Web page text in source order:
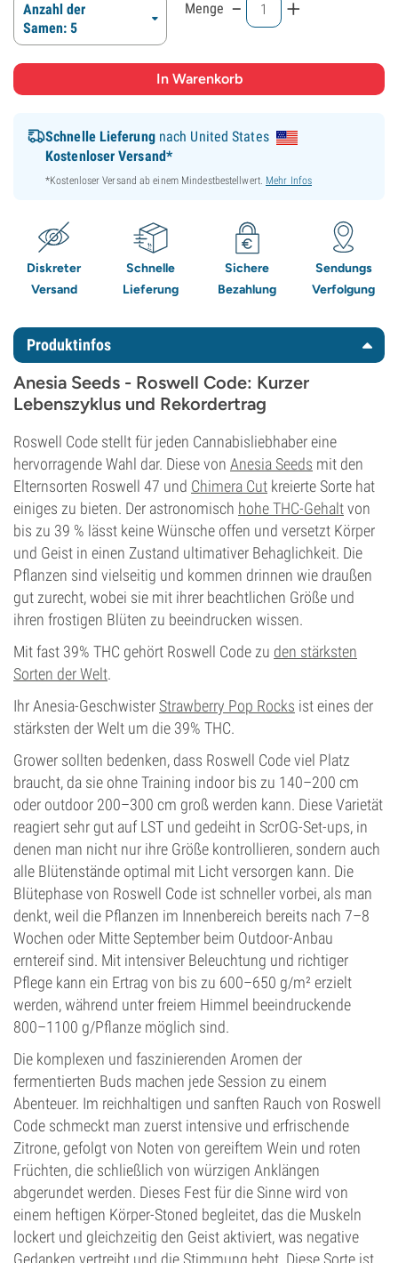
Anzahl der
Samen: 5
Menge - +
Schnelle Lieferungnach United States
Kostenloser Versand*
*Kostenloser Versand ab einem Mindestbestellwert. Mehr Infos
Diskreter
Versand
Schnelle
Lieferung
Sichere
Bezahlung
Sendungs
Verfolgung
Produktinfos
Anesia Seeds - Roswell Code: Kurzer
Lebenszyklus und Rekordertrag
Roswell Code stellt für jeden Cannabisliebhaber eine
hervorragende Wahl dar. Diese von Anesia Seeds mit den
Elternsorten Roswell 47 und Chimera Cut kreierte Sorte hat
einiges zu bieten. Der astronomisch hohe THC-Gehaltvon
bis zu 39 % lässt keine Wünsche offen und versetzt Körper
und Geist in einen Zustand ultimativer Behaglichkeit. Die
Pflanzen sind vielseitig und kommen drinnen wie draußen
gut zurecht, wobei sie mit ihrer beachtlichen Größe und
ihren frostigen Blüten zu beeindrucken wissen.
Mit fast 39% THC gehört Roswell Code zu den stärksten
Sorten der Welt.
Ihr Anesia-Geschwister Strawberry Pop Rocks ist eines der
stärksten der Welt um die 39% THC.
Grower sollten bedenken, dass Roswell Code viel Platz
braucht, da sie ohne Training indoor bis zu 140–200 cm
oder outdoor 200–300 cm groß werden kann. Diese Varietät
reagiert sehr gut auf LST und gedeiht in ScrOG-Set-ups, in
denen man nicht nur ihre Größe kontrollieren, sondern auch
alle Blütenstände optimal mit Licht versorgen kann. Die
Blütephase von Roswell Code ist schneller vorbei, als man
denkt, weil die Pflanzen im Innenbereich bereits nach 7–8
Wochen oder Mitte September beim Outdoor-Anbau
erntereif sind. Mit intensiver Beleuchtung und richtiger
Pflege kann ein Ertrag von bis zu 600–650 g/m² erzielt
werden, während unter freiem Himmel beeindruckende
800–1100 g/Pflanze möglich sind.
Die komplexen und faszinierenden Aromen der
fermentierten Buds machen jede Session zu einem
Abenteuer. Im reichhaltigen und sanften Rauch von Roswell
Code schmeckt man zuerst intensive und erfrischende
Zitrone, gefolgt von Noten von gereiftem Wein und roten
Früchten, die schließlich von würzigen Anklängen
abgerundet werden. Dieses Fest für die Sinne wird von
einem heftigen Körper-Stoned begleitet, das die Muskeln
lockert und gleichzeitig den Geist aktiviert, was negative
Gedanken vertreibt und die Stimmung hebt. Diese Sorte ist